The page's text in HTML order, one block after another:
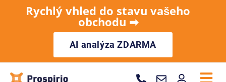
Rychlý vhled do stavu vašeho
obchodu ➡︎
AI analýza ZDARMA